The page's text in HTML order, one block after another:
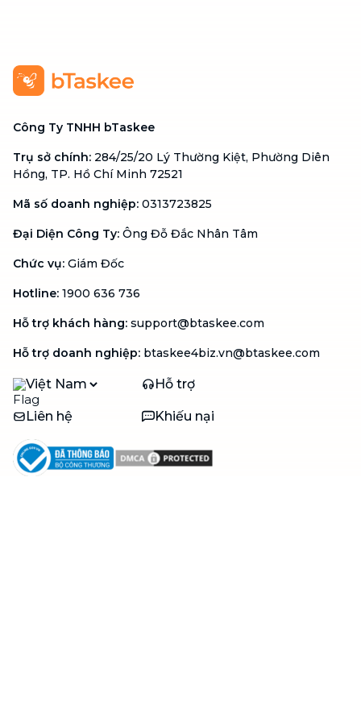
Công Ty TNHH bTaskee
Trụ sở chính: 284/25/20 Lý Thường Kiệt, Phường Diên
Hồng, TP. Hồ Chí Minh 72521
Mã số doanh nghiệp: 0313723825
Đại Diện Công Ty: Ông Đỗ Đắc Nhân Tâm
Chức vụ: Giám Đốc
Hotline: 1900 636 736
Hỗ trợ khách hàng: support@btaskee.com
Hỗ trợ doanh nghiệp: btaskee4biz.vn@btaskee.com
Việt Nam Hỗ trợ
Liên hệ Khiếu nại